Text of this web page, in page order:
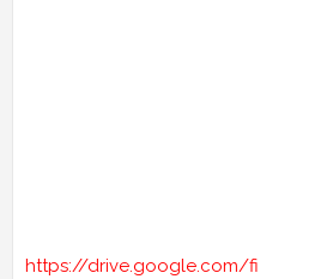
https://drive.google.com/fi